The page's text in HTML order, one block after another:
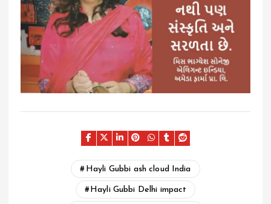
Hayli Gubbi ash cloud India
Hayli Gubbi Delhi impact